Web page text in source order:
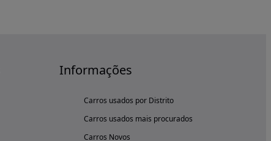
Informações
Carros usados por Distrito
Carros usados mais procurados
Carros Novos